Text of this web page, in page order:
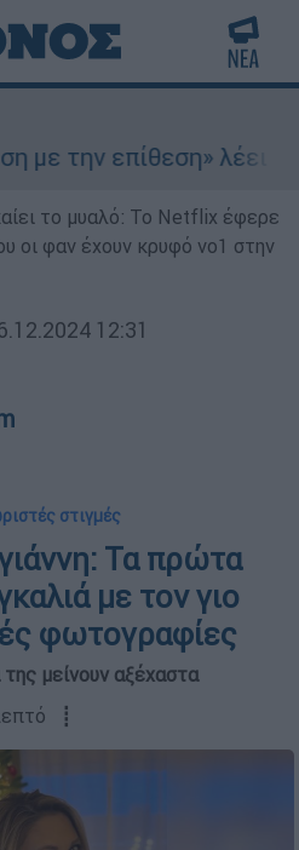
την επίθεση» λέει η
το μυαλό: Το Netflix έφερε
οι φαν έχουν κρυφό νο1 στην
12:31
στιγμές
Τα πρώτα
με τον γιο
φωτογραφίες
μείνουν αξέχαστα
┋